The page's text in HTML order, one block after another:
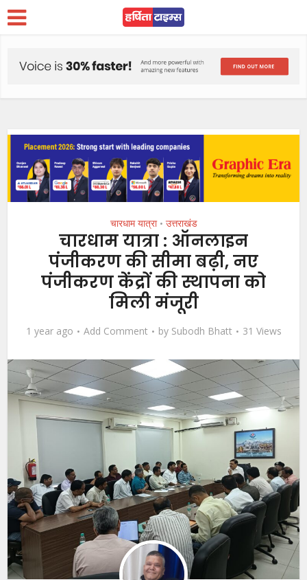
चारधाम यात्रा • उत्तराखंड
चारधाम यात्रा : ऑनलाइन
पंजीकरण की सीमा बढ़ी, नए
पंजीकरण केंद्रों की स्थापना को
मिली मंजूरी
1 year ago Add Comment by Subodh Bhatt 31 Views